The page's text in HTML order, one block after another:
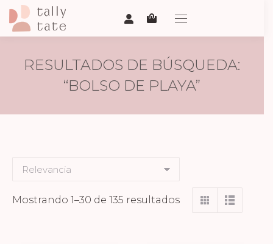
RESULTADOS DE BÚSQUEDA:
“BOLSO DE PLAYA”
Mostrando 1–30 de 135 resultadosOrdenado